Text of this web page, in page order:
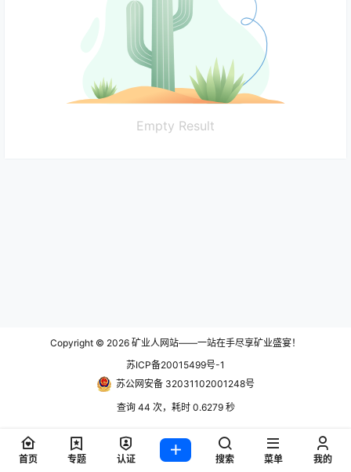
Empty Result
Copyright © 2026 矿业人网站——一站在手尽享矿业盛宴！
苏ICP备20015499号-1
苏公网安备 32031102001248号
查询 44 次，耗时 0.6279 秒
首页 专题 认证 搜索 菜单 我的